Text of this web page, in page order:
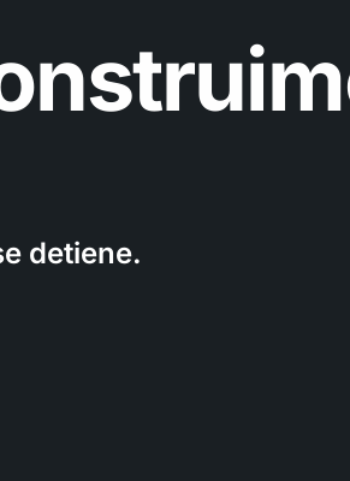
detiene.